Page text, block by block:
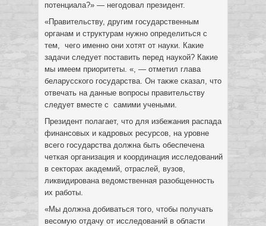
потенциала?» — негодовал президент.
«Правительству, другим государственным
органам и структурам нужно определиться с
тем, чего именно они хотят от науки. Какие
задачи следует поставить перед наукой? Какие
мы имеем приоритеты. «, — отметил глава
беларусского государства. Он также сказал, что
отвечать на данные вопросы правительству
следует вместе с самими учеными.
Президент полагает, что для избежания распада
финансовых и кадровых ресурсов, на уровне
всего государства должна быть обеспечена
четкая организация и координация исследований
в секторах академий, отраслей, вузов,
ликвидирована ведомственная разобщенность
их работы.
«Мы должна добиваться того, чтобы получать
весомую отдачу от исследований в области